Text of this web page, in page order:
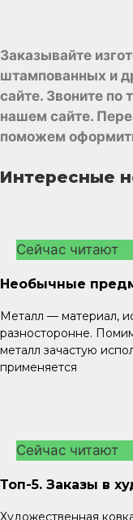
Заказывайте
штампованных и
сайте. Звоните по
нашем сайте.
поможем
Интересные
Сейчас читают
Необычные
Металл — материал,
разносторонне.
металл зачастую
применяется
Сейчас читают
Топ-5. Заказы в
Художественная